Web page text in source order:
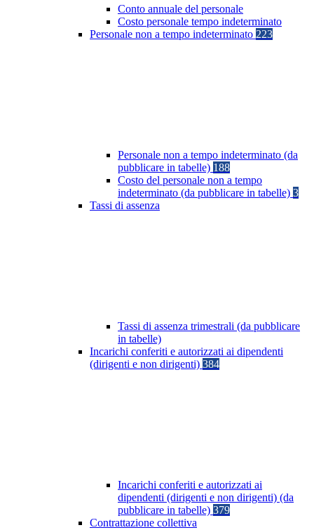
Conto annuale del personale
Costo personale tempo indeterminato
Personale non a tempo indeterminato 223
Personale non a tempo indeterminato (da
pubblicare in tabelle) 188
Costo del personale non a tempo
indeterminato (da pubblicare in tabelle) 3
Tassi di assenza
Tassi di assenza trimestrali (da pubblicare
in tabelle)
Incarichi conferiti e autorizzati ai dipendenti
(dirigenti e non dirigenti) 384
Incarichi conferiti e autorizzati ai
dipendenti (dirigenti e non dirigenti) (da
pubblicare in tabelle) 379
Contrattazione collettiva